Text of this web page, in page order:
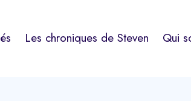
Les chroniques de Steven Qui